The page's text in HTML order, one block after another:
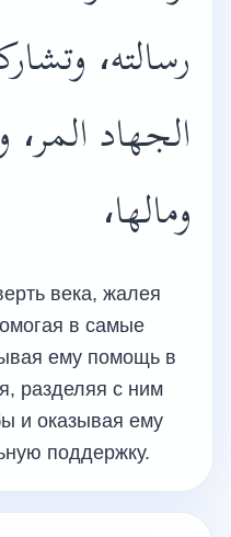
رسالته،
الجهاد المر،
ومالها،
века, жалея
в самые
ему помощь в
разделяя с ним
и оказывая ему
поддержку.